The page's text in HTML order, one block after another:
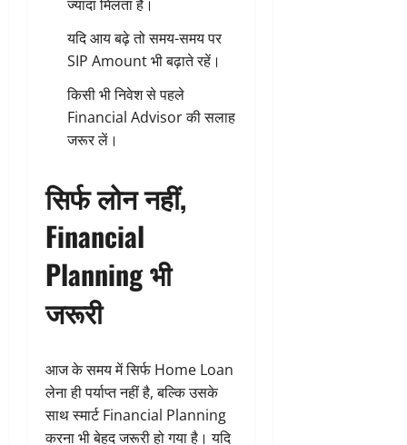
ज्यादा मिलता है।
यदि आय बढ़े तो समय-समय पर
SIP Amount भी बढ़ाते रहें।
किसी भी निवेश से पहले
Financial Advisor की सलाह
जरूर लें।
सिर्फ लोन नहीं,
Financial
Planning भी
जरूरी
आज के समय में सिर्फ Home Loan
लेना ही पर्याप्त नहीं है, बल्कि उसके
साथ स्मार्ट Financial Planning
करना भी बेहद जरूरी हो गया है। यदि